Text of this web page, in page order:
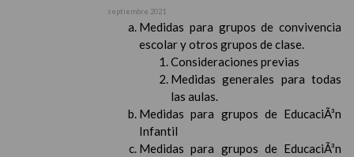
septiembre 2021
Medidas para grupos de convivencia
escolar y otros grupos de clase.
Consideraciones previas
Medidas generales para todas
las aulas.
Medidas para grupos de EducaciÃ³n
Infantil
Medidas para grupos de EducaciÃ³n